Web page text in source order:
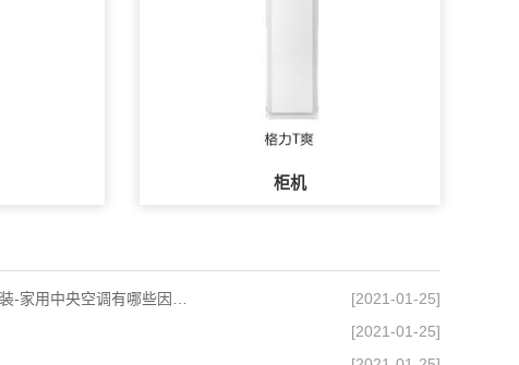
柜机
[2021-01-25]
[2021-01-25]